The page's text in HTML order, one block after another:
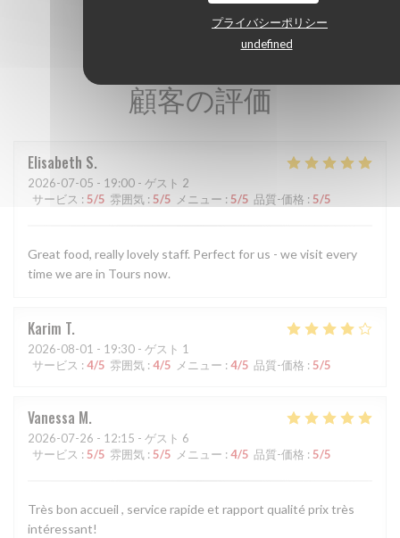
プライバシーポリシー
undefined
顧客の評価
Elisabeth S
2026-07-05 - 19:00 - ゲスト 2
サービス : 5/5 雰囲気 : 5/5 メニュー : 5/5 品質-価格 : 5/5
Great food, really lovely staff. Perfect for us - we visit every
time we are in Tours now.
Karim T
2026-08-01 - 19:30 - ゲスト 1
サービス : 4/5 雰囲気 : 4/5 メニュー : 4/5 品質-価格 : 5/5
Vanessa M
2026-07-26 - 12:15 - ゲスト 6
サービス : 5/5 雰囲気 : 5/5 メニュー : 4/5 品質-価格 : 5/5
Très bon accueil , service rapide et rapport qualité prix très
intéressant!